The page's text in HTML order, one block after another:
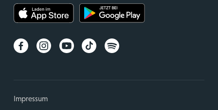
Impressum